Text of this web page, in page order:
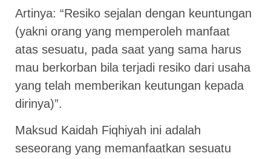
Artinya: “Resiko sejalan dengan keuntungan
(yakni orang yang memperoleh manfaat
atas sesuatu, pada saat yang sama harus
mau berkorban bila terjadi resiko dari usaha
yang telah memberikan keutungan kepada
dirinya)”.
Maksud Kaidah Fiqhiyah ini adalah
seseorang yang memanfaatkan sesuatu